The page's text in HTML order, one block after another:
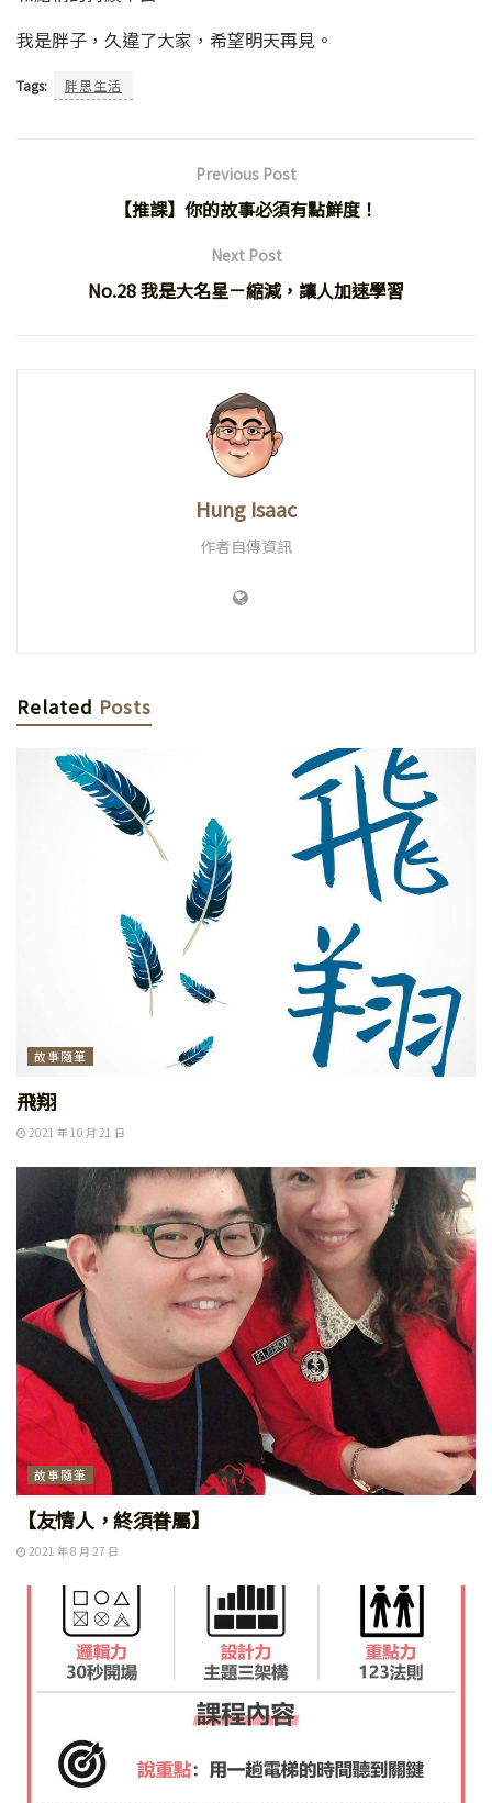
我是胖子，久違了大家，希望明天再見。
Tags: 胖思生活
Previous Post
【推課】你的故事必須有點鮮度！
Next Post
No.28 我是大名星－縮減，讓人加速學習
Hung Isaac
作者自傳資訊
Related Posts
故事隨筆
飛翔
2021 年 10 月 21 日
故事隨筆
【友情人，終須眷屬】
2021 年 8 月 27 日